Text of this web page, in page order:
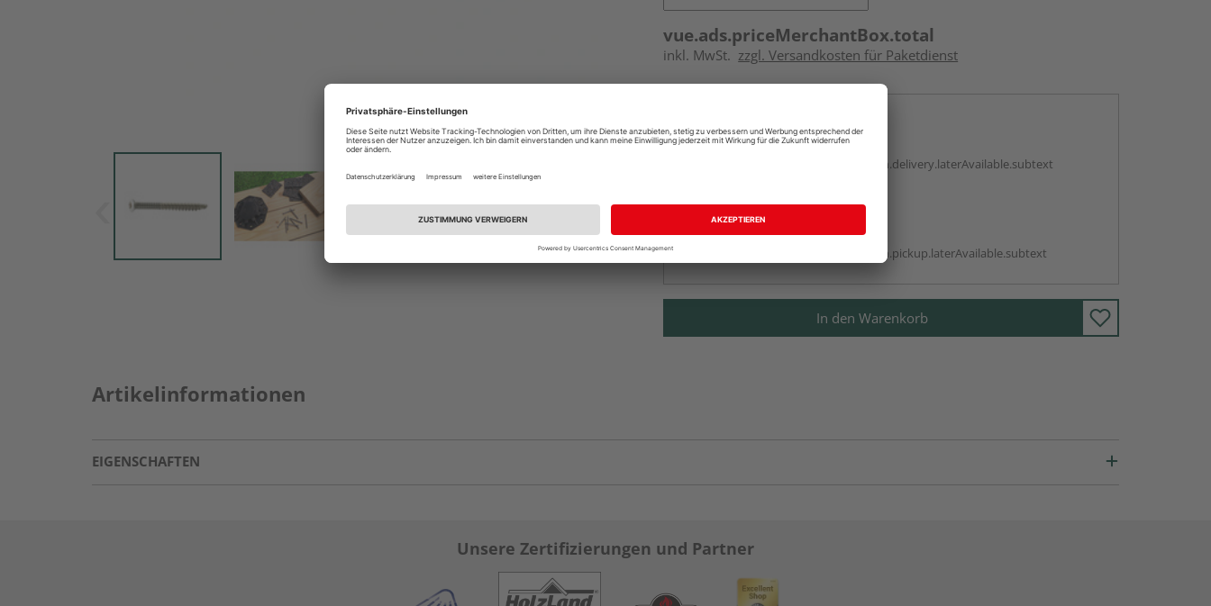
vue.ads.priceMerchantBox.total
inkl. MwSt. zzgl. Versandkosten für Paketdienst
Auf Vorbestellung:
vue.ads.priceMerchantBox.option.delivery.laterAvailable.subtext
Beim Händler abholen
Auf Vorbestellung:
vue.ads.priceMerchantBox.option.pickup.laterAvailable.subtext
In den Warenkorb
Artikelinformationen
EIGENSCHAFTEN
Unsere Zertifizierungen und Partner